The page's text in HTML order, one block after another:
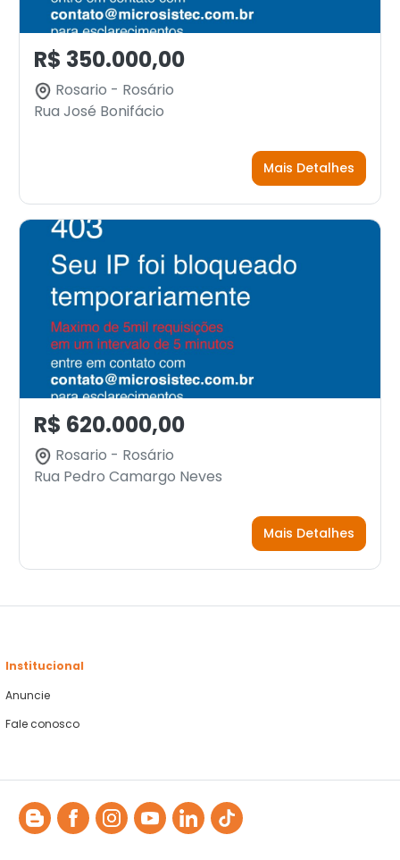
R$ 350.000,00
Rosario - Rosário
Rua José Bonifácio
Mais Detalhes
R$ 620.000,00
Rosario - Rosário
Rua Pedro Camargo Neves
Mais Detalhes
Institucional
Anuncie
Fale conosco